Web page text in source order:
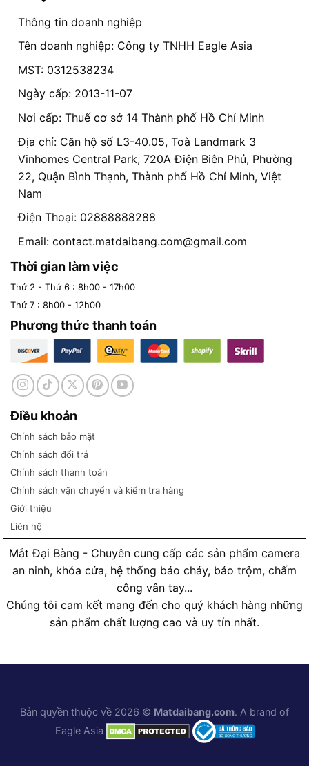
Thông tin doanh nghiệp
Tên doanh nghiệp: Công ty TNHH Eagle Asia
MST: 0312538234
Ngày cấp: 2013-11-07
Nơi cấp: Thuế cơ sở 14 Thành phố Hồ Chí Minh
Địa chỉ: Căn hộ số L3-40.05, Toà Landmark 3
Vinhomes Central Park, 720A Điện Biên Phủ, Phường
22, Quận Bình Thạnh, Thành phố Hồ Chí Minh, Việt
Nam
Điện Thoại: 02888888288
Email: contact.matdaibang.com@gmail.com
Thời gian làm việc
Thứ 2 - Thứ 6 : 8h00 - 17h00
Thứ 7 : 8h00 - 12h00
Phương thức thanh toán
Điều khoản
Chính sách bảo mật
Chính sách đổi trả
Chính sách thanh toán
Chính sách vận chuyển và kiểm tra hàng
Giới thiệu
Liên hệ
Mắt Đại Bàng - Chuyên cung cấp các sản phẩm camera
an ninh, khóa cửa, hệ thống báo cháy, báo trộm, chấm
công vân tay...
Chúng tôi cam kết mang đến cho quý khách hàng những
sản phẩm chất lượng cao và uy tín nhất.
Bản quyền thuộc về 2026 © Matdaibang.com. A brand of
Eagle Asia